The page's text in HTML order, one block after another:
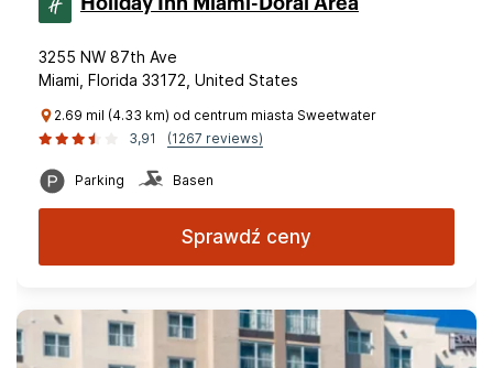
3255 NW 87th Ave
Miami, Florida 33172, United States
2.69 mil (4.33 km) od centrum miasta Sweetwater
3,91
(1267 reviews)
Parking Basen
Sprawdź ceny